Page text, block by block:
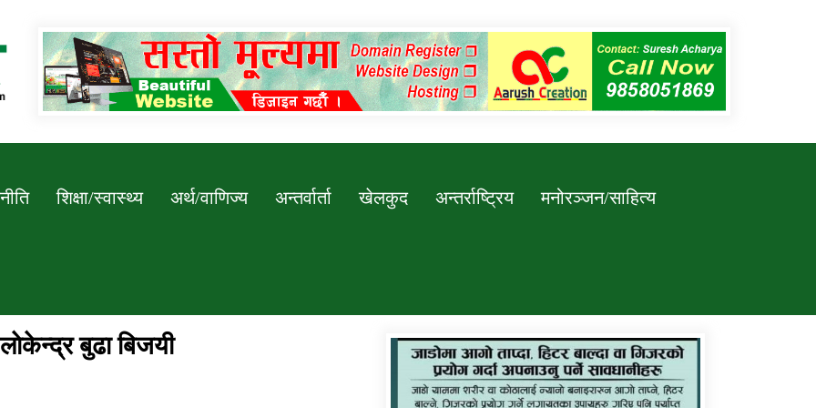
Newssarokar
शिक्षा/स्वास्थ्य अर्थ/वाणिज्य अन्तर्वार्ता खेलकुद अन्तर्राष्ट्रिय मनोरञ्जन/साहित्य
कर्णाली प्रविधि शिक्षालय जुम्लाको सुचना
बुढा बिजयी